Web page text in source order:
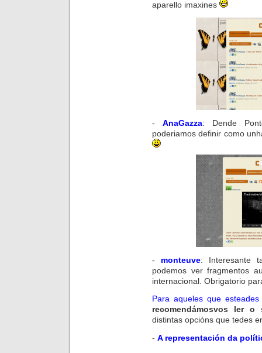
aparello imaxines
- AnaGazza: Dende
poderiamos definir como
- monteuve: Interesante
podemos ver fragmentos
internacional. Obrigatorio
Para aqueles que
recomendámosvos ler
distintas opcións que tedes
- A representación da